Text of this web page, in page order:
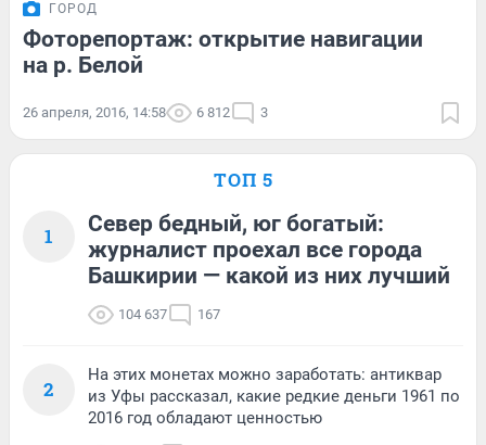
ГОРОД
Фоторепортаж: открытие навигации
на р. Белой
26 апреля, 2016, 14:58 6 812 3
ТОП 5
1
Север бедный, юг богатый:
журналист проехал все города
Башкирии — какой из них лучший
104 637 167
2
На этих монетах можно заработать: антиквар
из Уфы рассказал, какие редкие деньги 1961 по
2016 год обладают ценностью